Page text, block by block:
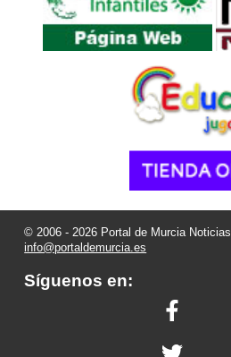
© 2006 - 2026 Portal de Murcia Noticias
info@portaldemurcia.es
Síguenos en: